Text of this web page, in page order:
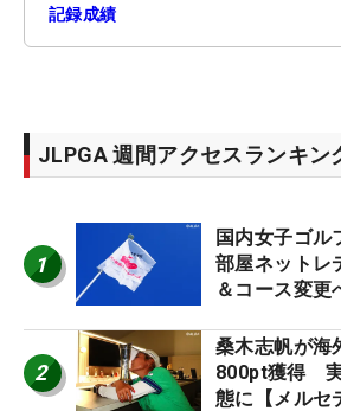
記録成績
JLPGA 週間アクセスランキン
1
国内女子ゴル
部屋ネットレ
＆コース変
2
桑木志帆が海
800pt獲得
態に【メルセ